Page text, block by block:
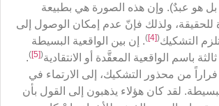
بل هو عبدٌ). وإن هذه الصورة هي بطبيعة
للحقيقة، ولذلك فإنّ عدم إمكان الوصول إلى
التشكيك(
[4]
). إن بين الواقعية البسيطة
باسم الواقعية المعقَّدة أو الانتقادية(
[5]
)
.
من محذور التشكيك، إلى الارتماء في
لقد كان هؤلاء يذهبون إلى القول بأن